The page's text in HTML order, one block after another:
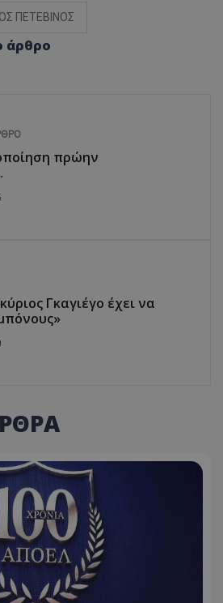
ΠΕΤΕΒΙΝΟΣ
άρθρο
πρώην
Γκαγιέγο έχει να